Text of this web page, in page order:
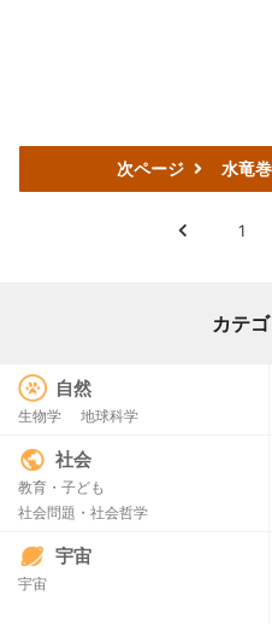
次ページ 水竜
< 1
カテ
自然
生物学 地球科学
社会
教育・子ども
社会問題・社会哲学
宇宙
宇宙